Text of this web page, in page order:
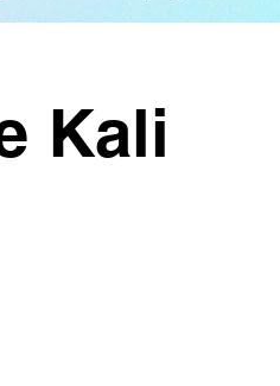
Kali